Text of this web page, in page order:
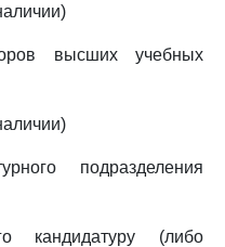
высших учебных
подразделения
кандидатуру (либо